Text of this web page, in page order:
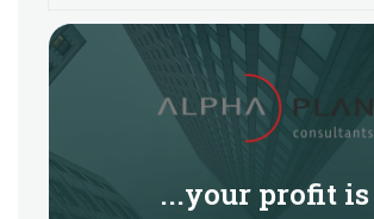
...your profit is